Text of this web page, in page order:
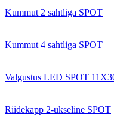
Kummut 2 sahtliga SPOT
Kummut 4 sahtliga SPOT
Valgustus LED SPOT
Riidekapp 2-ukseline SPOT